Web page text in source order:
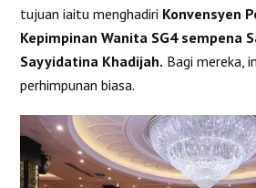
tujuan iaitu menghadiri Konvensyen
Kepimpinan Wanita SG4 sempena
Sayyidatina Khadijah. Bagi mereka,
perhimpunan biasa.